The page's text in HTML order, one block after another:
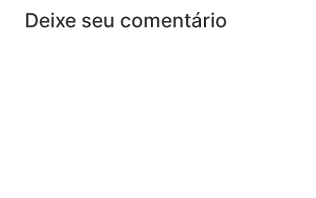
Deixe seu comentário